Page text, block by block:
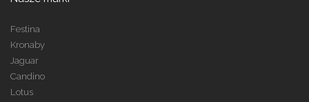
Festina
Kronaby
Jaguar
Candino
Lotus